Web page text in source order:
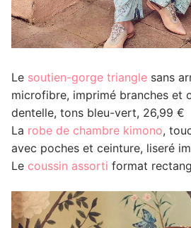
Le soutien-gorge triangle sans
microfibre, imprimé branches et
dentelle, tons bleu-vert, 26,99 €
La robe de chambre kimono,
avec poches et ceinture, liseré
Le coussin assorti format